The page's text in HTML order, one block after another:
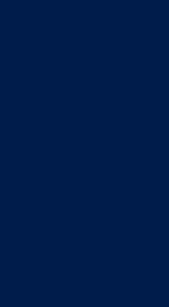
るのかは依然と
よる気候変動対
可能な経済モデ